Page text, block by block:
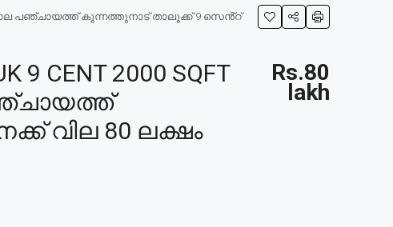
പൂനൂർ വെങ്ങോല പഞ്ചായത്ത് കുന്നത്തുനാട് താലൂക്ക് 9 സെൻ്റ്
9 CENT 2000 SQFT
വില 80 ലക്ഷം
Rs.80
lakh